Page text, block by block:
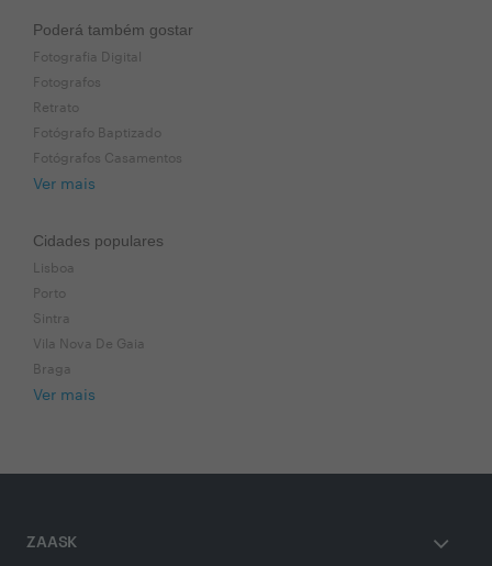
Poderá também gostar
Fotografia Digital
Fotografos
Retrato
Fotógrafo Baptizado
Fotógrafos Casamentos
Ver mais
Cidades populares
Lisboa
Porto
Sintra
Vila Nova De Gaia
Braga
Ver mais
ZAASK